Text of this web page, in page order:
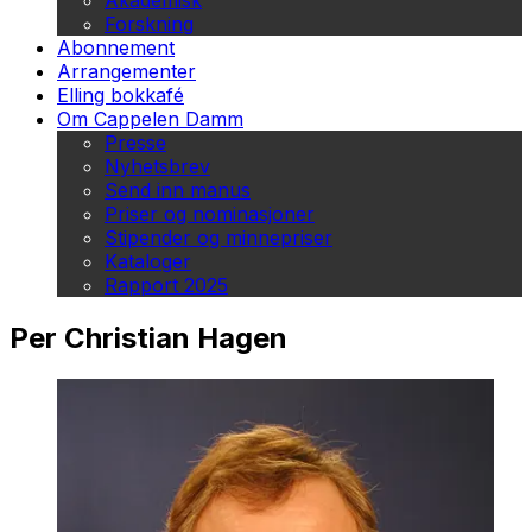
Forskning
Abonnement
Arrangementer
Elling bokkafé
Om Cappelen Damm
Presse
Nyhetsbrev
Send inn manus
Priser og nominasjoner
Stipender og minnepriser
Kataloger
Rapport 2025
Per Christian Hagen